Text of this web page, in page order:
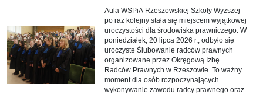
Aula WSPiA Rzeszowskiej Szkoły Wyższej
po raz kolejny stała się miejscem wyjątkowej
uroczystości dla środowiska prawniczego. W
poniedziałek, 20 lipca 2026 r., odbyło się
uroczyste Ślubowanie radców prawnych
organizowane przez Okręgową Izbę
Radców Prawnych w Rzeszowie. To ważny
moment dla osób rozpoczynających
wykonywanie zawodu radcy prawnego oraz